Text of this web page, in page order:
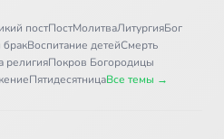
постПостМолитваЛитургияБог
бракВоспитание детейСмерть
религияПокров Богородицы
ПятидесятницаВсе темы →